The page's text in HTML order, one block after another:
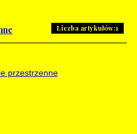
Liczba artykułów:1
przestrzenne